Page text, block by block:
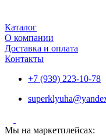
Каталог
О компании
Доставка и оплата
Контакты
+7 (939) 223-10-78
Мы на маркетплейсах: